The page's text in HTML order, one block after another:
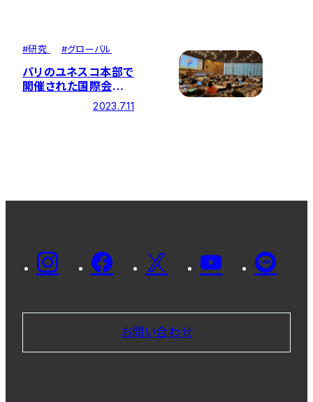
#研究 #グローバル
パリのユネスコ本部で
開催された国際会議
Conference 2023」
2023.7.11
お問い合わせ